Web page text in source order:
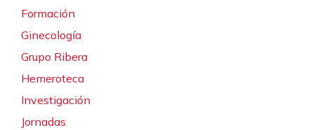
Formación
Ginecología
Grupo Ribera
Hemeroteca
Investigación
Jornadas